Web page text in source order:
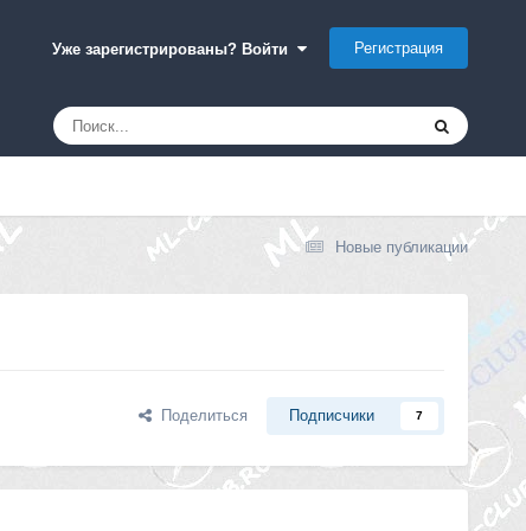
Уже зарегистрированы? Войти Регистрация
Новые публикации
Поделиться Подписчики 7